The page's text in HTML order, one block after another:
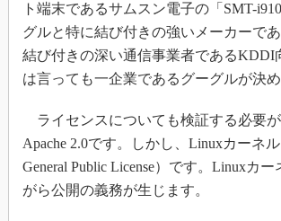
ト端末であるサムスン電子の「SMT-
グルと特に結び付きの強いメーカーで
結び付きの深い通信事業者であるKDDI
は言っても一企業であるグーグルが決
ライセンスについても検証する必要
Apache 2.0です。しかし、Linuxカーネ
General Public License）です。Linuxカ
がら公開の義務が生じます。